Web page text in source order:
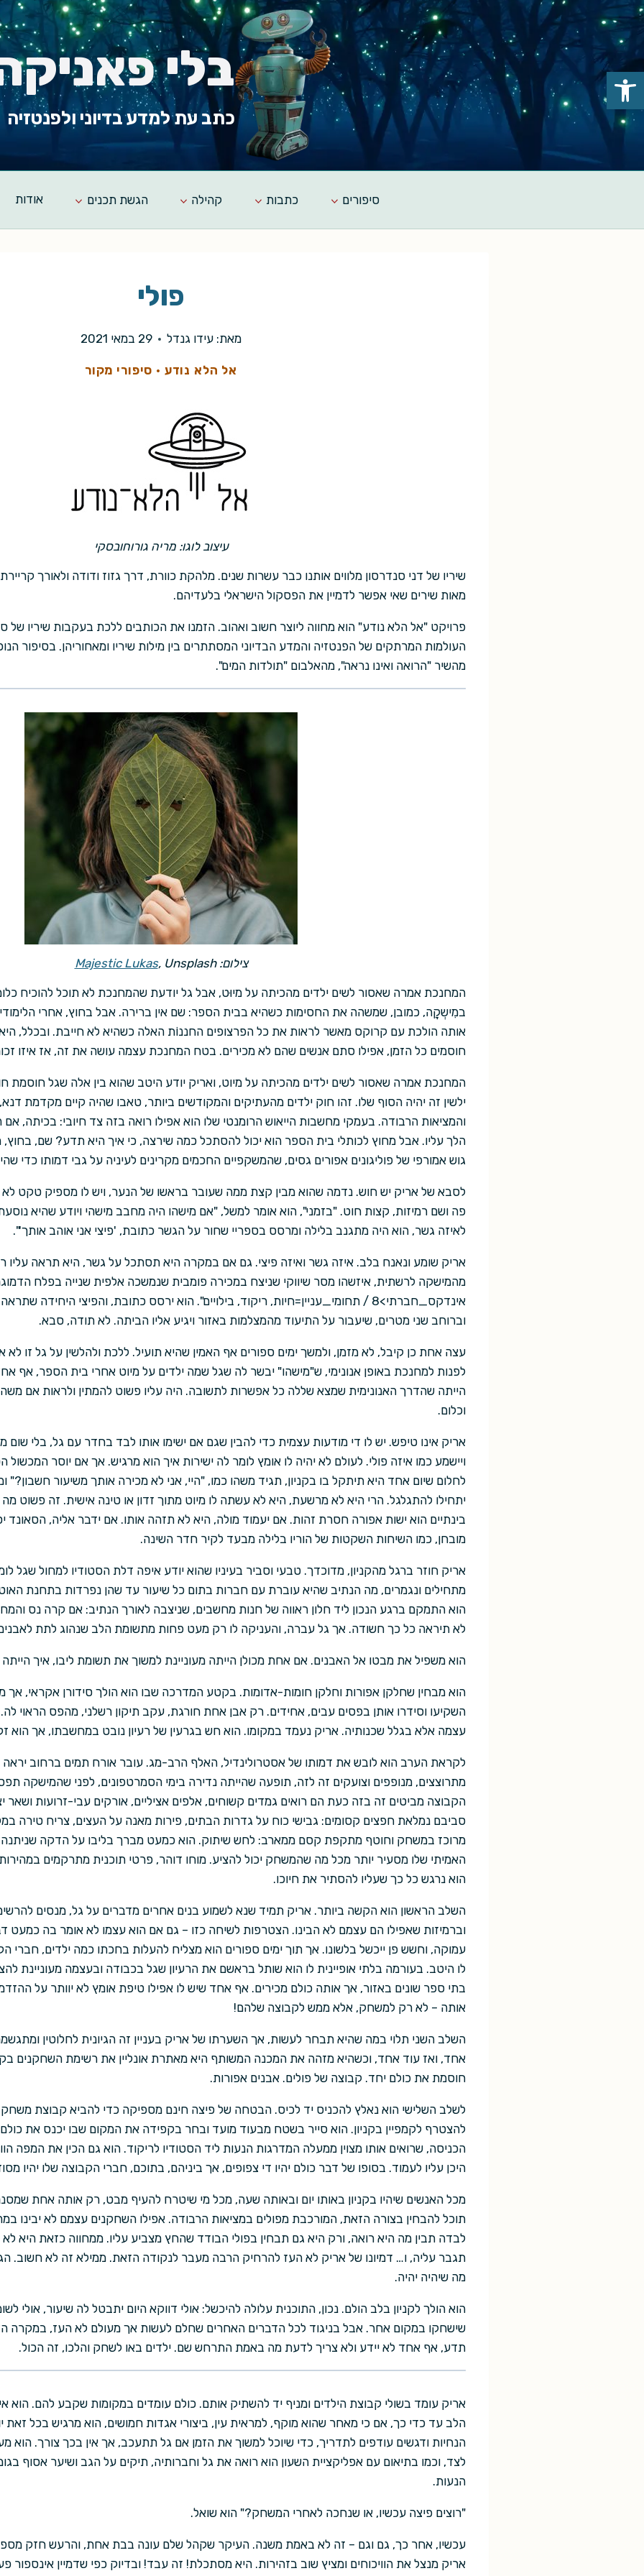
Skip
content
בלי
כתב עת למדע בדיוני ולפנטזיה
סיפורים כתבות קהילה הגשת תכנים אודות
פולי
מאת: עידו גנדל 29 במאי 2021
אל הלא נודע · סיפורי מקור
עיצוב לוגו: מריה גורוחובסקי
שיריו של דני סנדרסון מלווים אותנו כבר עשרות שנים. מלהקת כוורת, דרך גזוז ודודה ולאורך קריירת
מאות שירים שאי אפשר לדמיין את הפסקול הישראלי בלעדיהם.
פרויקט "אל הלא נודע" הוא מחווה ליוצר חשוב ואהוב. הזמנו את הכותבים ללכת בעקבות שיריו של
העולמות המרתקים של הפנטזיה והמדע הבדיוני המסתתרים בין מילות שיריו ומאחוריהן. בסיפור
מהשיר "הרואה ואינו נראה", מהאלבום "תולדות המים".
צילום: Majestic Lukas, Unsplash
המחנכת אמרה שאסור לשים ילדים מהכיתה על מיוּט, אבל גל יודעת שהמחנכת לא תוכל להוכיח
במִישְקָה, כמובן, שמשהה את החסימות כשהיא בבית הספר: שם אין ברירה. אבל בחוץ, אחרי
אותה הולכת עם קרוקס מאשר לראות את כל הפרצופים החננוֹת האלה כשהיא לא חייבת. ובכלל,
חוסמים כל הזמן, אפילו סתם אנשים שהם לא מכירים. בטח המחנכת עצמה עושה את זה, אז איזו
המחנכת אמרה שאסור לשים ילדים מהכיתה על מיוט, ואריק יודע היטב שהוא בין אלה שגל חוסמת
ילשין זה יהיה הסוף שלו. זהו חוק ילדים מהעתיקים והמקודשים ביותר, טאבו שהיה קיים מקדמת
והמציאות הרבודה. בעמקי מחשבות הייאוש הרומנטי שלו הוא אפילו רואה בזה צד חיובי: בכיתה,
הלך עליו. אבל מחוץ לכותלי בית הספר הוא יכול להסתכל כמה שירצה, כי איך היא תדע? שם, בחוץ,
גוש אמורפי של פוליגונים אפורים גסים, שהמשקפיים החכמים מקרינים לעיניה על גבי דמותו כדי
לסבא של אריק יש חוש. נדמה שהוא מבין קצת ממה שעובר בראשו של הנער, ויש לו מספיק טקט לא
פה ושם רמיזות, קצות חוט. "בזמני", הוא אומר למשל, "אם מישהו היה מחבב מישהי ויודע שהיא
לאיזה גשר, הוא היה מתגנב בלילה ומרסס בספריי שחור על הגשר כתובת, 'פיצי אני אוהב אותך'".
אריק שומע ונאנח בלב. איזה גשר ואיזה פיצי. גם אם במקרה היא תסתכל על גשר, היא תראה
אינדקס_חברתי>8 / תחומי_עניין=חיות, ריקוד, בילויים". הוא ירסס כתובת, והפיצי
וברוחב שני מטרים, שיעבור על התיעוד מהמצלמות באזור ויגיע אליו הביתה. לא תודה, סבא.
עצה אחת כן קיבל, לא מזמן, ולמשך ימים ספורים אף האמין שהיא תועיל. ללכת ולהלשין על גל זו
לפנות למחנכת באופן אנונימי, ש"מישהו" יבשר לה שגל שמה ילדים על מיוט אחרי בית הספר, אף
הייתה שהדרך האנונימית שמצא שללה כל אפשרות לתשובה. היה עליו פשוט להמתין ולראות אם
וכלום.
אריק אינו טיפש. יש לו די מודעות עצמית כדי להבין שגם אם ישימו אותו לבד בחדר עם גל, בלי
ויישמע כמו איזה פולי. לעולם לא יהיה לו אומץ לומר לה ישירות איך הוא מרגיש. אך אם יוסר המכשול
לחלום שיום אחד היא תיתקל בו בקניון, תגיד משהו כמו, "היי, אני לא מכירה אותך משיעור
יתחילו להתגלגל. הרי היא לא מרשעת, היא לא עשתה לו מיוט מתוך זדון או טינה אישית. זה פשוט
בינתיים הוא ישות אפורה חסרת זהות. אם יעמוד מולה, היא לא תזהה אותו. אם ידבר אליה, הסאונד
מובחן, כמו השיחות השקטות של הוריו בלילה מבעד לקיר חדר השינה.
אריק חוזר ברגל מהקניון, מדוכדך. טבעי וסביר בעיניו שהוא יודע איפה דלת הסטודיו למחול שגל
מתחילים ונגמרים, מה הנתיב שהיא עוברת עם חברות בתום כל שיעור עד שהן נפרדות בתחנת
הוא התמקם ברגע הנכון ליד חלון ראווה של חנות מחשבים, שניצבה לאורך הנתיב: אם קרה נס
לא תיראה כל כך חשודה. אך גל עברה, והעניקה לו רק מעט פחות מתשומת הלב שנהוג לתת
הוא משפיל את מבטו אל האבנים. אם אחת מכולן הייתה מעוניינת למשוך את תשומת ליבו, איך
הוא מבחין שחלקן אפורות וחלקן חומות-אדומות. בקטע המדרכה שבו הוא הולך סידורן אקראי, אך
השקיעו וסידרו אותן בפסים עבים, אחידים. רק אבן אחת חורגת, עקב תיקון רשלני, מהפס הראוי
עצמה אלא בגלל שכנותיה. אריק נעמד במקומו. הוא חש בגרעין של רעיון נובט במחשבתו, אך הוא
לקראת הערב הוא לובש את דמותו של אסטרולינדיל, האלף הרב-מג. עובר אורח תמים ברחוב יראה
מתרוצצים, מנופפים וצועקים זה לזה, תופעה שהייתה נדירה בימי הסמרטפונים, לפני שהמישקה
הקבוצה מביטים זה בזה כעת הם רואים גמדים קשוחים, אלפים אציליים, אורקים עבי-זרועות ושאר
סביבם נמלאת חפצים קסומים: גבישי כוח על גדרות הבתים, פירות מאנה על העצים, צריח טירה
מרוכז במשחק וחוטף מתקפת קסם ממארב: לחש שיתוק. הוא כמעט מברך בליבו על הדקה שניתנה
האמיתי שלו מסעיר יותר מכל מה שהמשחק יכול להציע. מוחו דוהר, פרטי תוכנית מתרקמים
הוא נרגש כל כך שעליו להסתיר את חיוכו.
השלב הראשון הוא הקשה ביותר. אריק תמיד שנא לשמוע בנים אחרים מדברים על גל, מנסים
וברמיזות שאפילו הם עצמם לא הבינו. הצטרפות לשיחה כזו – גם אם הוא עצמו לא אומר בה כמעט
עמוקה, וחשש פן ייכשל בלשונו. אך תוך ימים ספורים הוא מצליח להעלות בחכתו כמה ילדים, חברי
לו היטב. בעורמה בלתי אופיינית לו הוא שותל בראשם את הרעיון שגל בכבודה ובעצמה
בתי ספר שונים באזור, אך אותה כולם מכירים. אף אחד שיש לו אפילו טיפת אומץ לא יוותר על
אותה – לא רק למשחק, אלא ממש לקבוצה שלהם!
השלב השני תלוי במה שהיא תבחר לעשות, אך השערתו של אריק בעניין זה הגיונית לחלוטין
אחד, ואז עוד אחד, וכשהיא מזהה את המכנה המשותף היא מאתרת אונליין את רשימת השחקנים
חוסמת את כולם יחד. קבוצה של פולים. אבנים אפורות.
לשלב השלישי הוא נאלץ להכניס יד לכיס. הבטחה של פיצה חינם מספיקה כדי להביא קבוצת
להצטרף לקמפיין בקניון. הוא סייר בשטח מבעוד מועד ובחר בקפידה את המקום שבו יכנס את
הכניסה, שרואים אותו מצוין ממעלה המדרגות הנעות ליד הסטודיו לריקוד. הוא גם הכין את המפה
היכן עליו לעמוד. בסופו של דבר כולם יהיו די צפופים, אך ביניהם, בתוכם, חברי הקבוצה שלו יהיו
מכל האנשים שיהיו בקניון באותו יום ובאותה שעה, מכל מי שיטרח להעיף מבט, רק אותה אחת
תוכל להבחין בצורה הזאת, המורכבת מפולים במציאות הרבודה. אפילו השחקנים עצמם לא יבינו
לבדה תבין מה היא רואה, ורק היא גם תבחין בפולי הבודד שהחץ מצביע עליו. ממחווה כזאת היא
תגבר עליה, ו… דמיונו של אריק לא העז להרחיק הרבה מעבר לנקודה הזאת. ממילא זה לא חשוב.
מה שיהיה יהיה.
הוא הולך לקניון בלב הולם. נכון, התוכנית עלולה להיכשל: אולי דווקא היום יתבטל לה שיעור, אולי
שישחקו במקום אחר. אבל בניגוד לכל הדברים האחרים שחלם לעשות אך מעולם לא העז, במקרה
תדע, אף אחד לא יידע ולא צריך לדעת מה באמת התרחש שם. ילדים באו לשחק והלכו, זה הכול.
אריק עומד בשולי קבוצת הילדים ומניף יד להשתיק אותם. כולם עומדים במקומות שקבע להם. הוא
הלב עד כדי כך, אם כי מאחר שהוא מוקף, למראית עין, ביצורי אגדות חמושים, הוא מרגיש בכל זאת
הנחיות ודגשים עודפים לתדריך, כדי שיוכל למשוך את הזמן אם גל תתעכב, אך אין בכך צורך. הוא
לצד, וכמו בתיאום עם אפליקציית השעון הוא רואה את גל וחברותיה, תיקים על הגב ושיער אסוף
הנעות.
"רוצים פיצה עכשיו, או שנחכה לאחרי המשחק?" הוא שואל.
עכשיו, אחר כך, גם וגם – זה לא באמת משנה. העיקר שקהל שלם עונה בבת אחת, והרעש חזק
אריק מנצל את הוויכוחים ומציץ שוב בזהירות. היא מסתכלת! זה עבד! ובדיוק כפי שדמיין אינספור
פתח סרגל נגישות